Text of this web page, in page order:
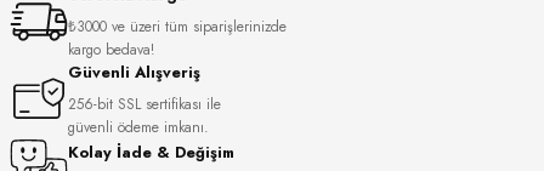
₺3000 ve üzeri tüm siparişlerinizde
kargo bedava!
Güvenli Alışveriş
256-bit SSL sertifikası ile
güvenli ödeme imkanı.
Kolay İade & Değişim